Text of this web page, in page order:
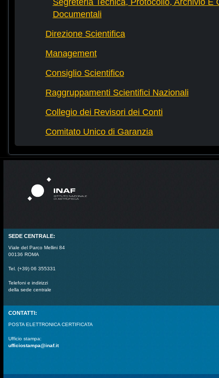
Segreteria Tecnica, Protocollo, Archivio E
Documentali
Direzione Scientifica
Management
Consiglio Scientifico
Raggruppamenti Scientifici Nazionali
Collegio dei Revisori dei Conti
Comitato Unico di Garanzia
SEDE CENTRALE:
Viale del Parco Mellini 84
00136 ROMA
Tel. (+39) 06 355331
Telefoni e indirizzi
della sede centrale
CONTATTI:
POSTA ELETTRONICA CERTIFICATA
Ufficio stampa:
ufficiostampa@inaf.it